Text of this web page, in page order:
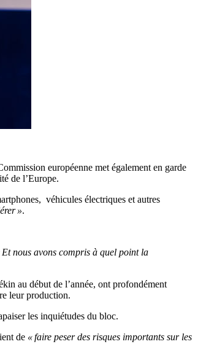
européenne met également en garde
de l’Europe.
véhicules électriques et autres
».
Et nous avons compris à quel point la
au début de l’année, ont profondément
leur production.
les inquiétudes du bloc.
de « faire peser des risques importants sur les